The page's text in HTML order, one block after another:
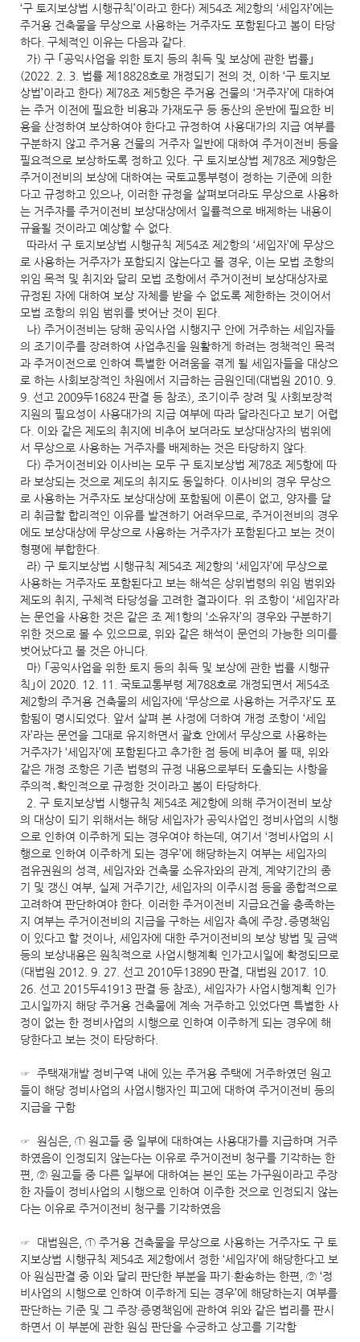
‘구 토지보상법 시행규칙’이라고 한다) 제54조 제2항의 ‘세입자’에는
주거용 건축물을 무상으로 사용하는 거주자도 포함된다고 봄이 타당
하다. 구체적인 이유는 다음과 같다.
가) 구 ｢공익사업을 위한 토지 등의 취득 및 보상에 관한 법률｣
(2022. 2. 3. 법률 제18828호로 개정되기 전의 것, 이하 ‘구 토지보
상법’이라고 한다) 제78조 제5항은 주거용 건물의 ‘거주자’에 대하여
는 주거 이전에 필요한 비용과 가재도구 등 동산의 운반에 필요한 비
용을 산정하여 보상하여야 한다고 규정하여 사용대가의 지급 여부를
구분하지 않고 주거용 건물의 거주자 일반에 대하여 주거이전비 등을
필요적으로 보상하도록 정하고 있다. 구 토지보상법 제78조 제9항은
주거이전비의 보상에 대하여는 국토교통부령이 정하는 기준에 의한
다고 규정하고 있으나, 이러한 규정을 살펴보더라도 무상으로 사용하
는 거주자를 주거이전비 보상대상에서 일률적으로 배제하는 내용이
규율될 것이라고 예상할 수 없다.
따라서 구 토지보상법 시행규칙 제54조 제2항의 ‘세입자’에 무상으
로 사용하는 거주자가 포함되지 않는다고 볼 경우, 이는 모법 조항의
위임 목적 및 취지와 달리 모법 조항에서 주거이전비 보상대상자로
규정된 자에 대하여 보상 자체를 받을 수 없도록 제한하는 것이어서
모법 조항의 위임 범위를 벗어난 것이 된다.
나) 주거이전비는 당해 공익사업 시행지구 안에 거주하는 세입자들
의 조기이주를 장려하여 사업추진을 원활하게 하려는 정책적인 목적
과 주거이전으로 인하여 특별한 어려움을 겪게 될 세입자들을 대상으
로 하는 사회보장적인 차원에서 지급하는 금원인데(대법원 2010. 9.
9. 선고 2009두16824 판결 등 참조), 조기이주 장려 및 사회보장적
지원의 필요성이 사용대가의 지급 여부에 따라 달라진다고 보기 어렵
다. 이와 같은 제도의 취지에 비추어 보더라도 보상대상자의 범위에
서 무상으로 사용하는 거주자를 배제하는 것은 타당하지 않다.
다) 주거이전비와 이사비는 모두 구 토지보상법 제78조 제5항에 따
라 보상되는 것으로 제도의 취지도 동일하다. 이사비의 경우 무상으
로 사용하는 거주자도 보상대상에 포함됨에 이론이 없고, 양자를 달
리 취급할 합리적인 이유를 발견하기 어려우므로, 주거이전비의 경우
에도 보상대상에 무상으로 사용하는 거주자가 포함된다고 보는 것이
형평에 부합한다.
라) 구 토지보상법 시행규칙 제54조 제2항의 ‘세입자’에 무상으로
사용하는 거주자도 포함된다고 보는 해석은 상위법령의 위임 범위와
제도의 취지, 구체적 타당성을 고려한 결과이다. 위 조항이 ‘세입자’라
는 문언을 사용한 것은 같은 조 제1항의 ‘소유자’의 경우와 구분하기
위한 것으로 볼 수 있으므로, 위와 같은 해석이 문언의 가능한 의미를
벗어났다고 볼 것은 아니다.
마) ｢공익사업을 위한 토지 등의 취득 및 보상에 관한 법률 시행규
칙｣이 2020. 12. 11. 국토교통부령 제788호로 개정되면서 제54조
제2항의 주거용 건축물의 세입자에 ‘무상으로 사용하는 거주자’도 포
함됨이 명시되었다. 앞서 살펴 본 사정에 더하여 개정 조항이 ‘세입
자’라는 문언을 그대로 유지하면서 괄호 안에서 무상으로 사용하는
거주자가 ‘세입자’에 포함된다고 추가한 점 등에 비추어 볼 때, 위와
같은 개정 조항은 기존 법령의 규정 내용으로부터 도출되는 사항을
주의적․확인적으로 규정한 것이라고 봄이 타당하다.
2. 구 토지보상법 시행규칙 제54조 제2항에 의해 주거이전비 보상
의 대상이 되기 위해서는 해당 세입자가 공익사업인 정비사업의 시행
으로 인하여 이주하게 되는 경우여야 하는데, 여기서 ‘정비사업의 시
행으로 인하여 이주하게 되는 경우’에 해당하는지 여부는 세입자의
점유권원의 성격, 세입자와 건축물 소유자와의 관계, 계약기간의 종
기 및 갱신 여부, 실제 거주기간, 세입자의 이주시점 등을 종합적으로
고려하여 판단하여야 한다. 이러한 주거이전비 지급요건을 충족하는
지 여부는 주거이전비의 지급을 구하는 세입자 측에 주장․증명책임
이 있다고 할 것이나, 세입자에 대한 주거이전비의 보상 방법 및 금액
등의 보상내용은 원칙적으로 사업시행계획 인가고시일에 확정되므로
(대법원 2012. 9. 27. 선고 2010두13890 판결, 대법원 2017. 10.
26. 선고 2015두41913 판결 등 참조), 세입자가 사업시행계획 인가
고시일까지 해당 주거용 건축물에 계속 거주하고 있었다면 특별한 사
정이 없는 한 정비사업의 시행으로 인하여 이주하게 되는 경우에 해
당한다고 보는 것이 타당하다.
☞ 주택재개발 정비구역 내에 있는 주거용 주택에 거주하였던 원고
들이 해당 정비사업의 사업시행자인 피고에 대하여 주거이전비 등의
지급을 구함
☞ 원심은, ① 원고들 중 일부에 대하여는 사용대가를 지급하며 거주
하였음이 인정되지 않는다는 이유로 주거이전비 청구를 기각하는 한
편, ② 원고들 중 다른 일부에 대하여는 본인 또는 가구원이라고 주장
한 자들이 정비사업의 시행으로 인하여 이주한 것으로 인정되지 않는
다는 이유로 주거이전비 청구를 기각하였음
☞ 대법원은, ① 주거용 건축물을 무상으로 사용하는 거주자도 구 토
지보상법 시행규칙 제54조 제2항에서 정한 ‘세입자’에 해당한다고 보
아 원심판결 중 이와 달리 판단한 부분을 파기·환송하는 한편, ② ‘정
비사업의 시행으로 인하여 이주하게 되는 경우’에 해당하는지 여부를
판단하는 기준 및 그 주장·증명책임에 관하여 위와 같은 법리를 판시
하면서 이 부분에 관한 원심 판단을 수긍하고 상고를 기각함